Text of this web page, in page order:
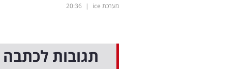
מערכת ice |
20:36
תגובות לכתבה